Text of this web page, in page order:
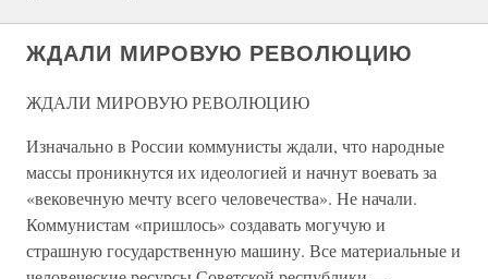
ЖДАЛИ МИРОВУЮ РЕВОЛЮЦИЮ
ЖДАЛИ МИРОВУЮ РЕВОЛЮЦИЮ
Изначально в России коммунисты ждали, что народные
массы проникнутся их идеологией и начнут воевать за
«вековечную мечту всего человечества». Не начали.
Коммунистам «пришлось» создавать могучую и
страшную государственную машину. Все материальные и